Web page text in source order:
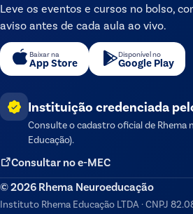
Leve os eventos e cursos no bolso,
aviso antes de cada aula ao vivo.
Baixar na
App Store
Disponível no
Google Play
Instituição credenciada
Consulte o cadastro oficial de Rhema
Educação).
Consultar no e-MEC
©2026 Rhema Neuroeducação
Instituto Rhema Educação LTDA ·CNPJ